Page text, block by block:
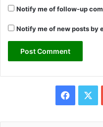
Notify me of follow-up
Notify me of new posts by